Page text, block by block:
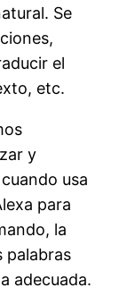
Se
el
etc.
y
usa
para
la
palabras
adecuada.